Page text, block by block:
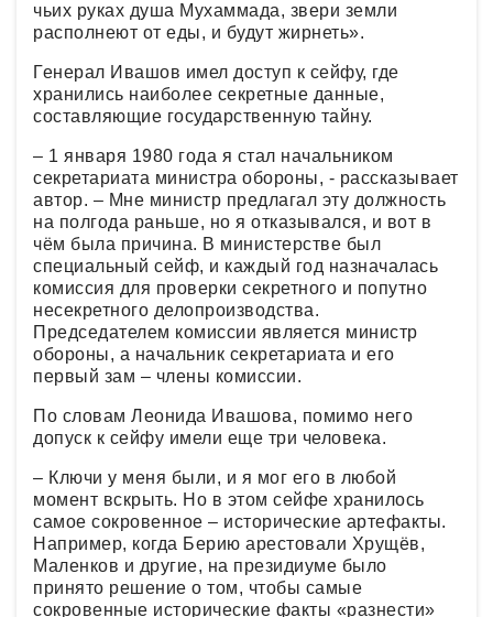
чьих руках душа Мухаммада, звери земли
располнеют от еды, и будут жирнеть».
Генерал Ивашов имел доступ к сейфу, где
хранились наиболее секретные данные,
составляющие государственную тайну.
– 1 января 1980 года я стал начальником
секретариата министра обороны, - рассказывает
автор. – Мне министр предлагал эту должность
на полгода раньше, но я отказывался, и вот в
чём была причина. В министерстве был
специальный сейф, и каждый год назначалась
комиссия для проверки секретного и попутно
несекретного делопроизводства.
Председателем комиссии является министр
обороны, а начальник секретариата и его
первый зам – члены комиссии.
По словам Леонида Ивашова, помимо него
допуск к сейфу имели еще три человека.
– Ключи у меня были, и я мог его в любой
момент вскрыть. Но в этом сейфе хранилось
самое сокровенное – исторические артефакты.
Например, когда Берию арестовали Хрущёв,
Маленков и другие, на президиуме было
принято решение о том, чтобы самые
сокровенные исторические факты «разнести»